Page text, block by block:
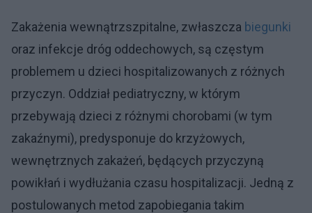
Zakażenia wewnątrzszpitalne, zwłaszcza biegunki
oraz infekcje dróg oddechowych, są częstym
problemem u dzieci hospitalizowanych z różnych
przyczyn. Oddział pediatryczny, w którym
przebywają dzieci z różnymi chorobami (w tym
zakaźnymi), predysponuje do krzyżowych,
wewnętrznych zakażeń, będących przyczyną
powikłań i wydłużania czasu hospitalizacji. Jedną z
postulowanych metod zapobiegania takim